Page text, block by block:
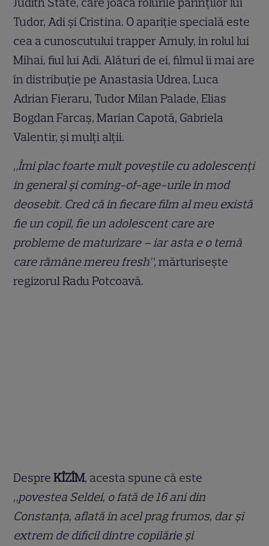
Tudor, Adi și Cristina. O apariție specială este
cea a cunoscutului trapper Amuly, în rolul lui
Mihai, fiul lui Adi. Alături de ei, filmul îi mai are
în distribuție pe Anastasia Udrea, Luca
Adrian Fieraru, Tudor Milan Palade, Elias
Bogdan Farcaș, Marian Capotă, Gabriela
Valentir, și mulți alții.
„Îmi plac foarte mult poveștile cu adolescenți
în general și coming-of-age-urile în mod
deosebit. Cred că în fiecare film al meu există
fie un copil, fie un adolescent care are
probleme de maturizare – iar asta e o temă
care rămâne mereu fresh”,mărturisește
regizorul Radu Potcoavă.
DespreKÎZÎM, acesta spune că este
„povestea Seldei, o fată de 16 ani din
Constanța, aflată în acel prag frumos, dar și
extrem de dificil dintre copilărie și